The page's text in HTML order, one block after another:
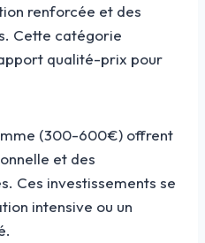
renforcée et des
Cette catégorie
qualité-prix pour
(300-600€) offrent
et des
Ces investissements se
intensive ou un